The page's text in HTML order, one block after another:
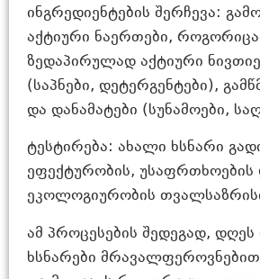
ინგრედიენტების შერჩევა:
აქტიური ნაერთები,
ზედაპირულად აქტიური
(საპნები, დეტერგენტები),
და დანამატები (სუნამოები,
ტესტირება: ახალი ხსნარი
ეფექტურობის, უსაფრთხოების
ეკოლოგიურობის
ამ პროცესების შედეგად,
ხსნარები